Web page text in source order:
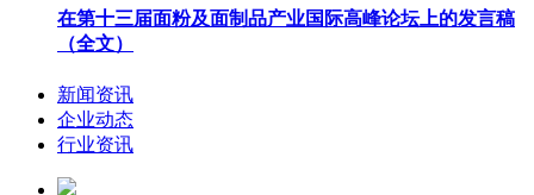
在第十三届面粉及面制品产业国际高峰论坛上的发言稿
（全文）
新闻资讯
企业动态
行业资讯